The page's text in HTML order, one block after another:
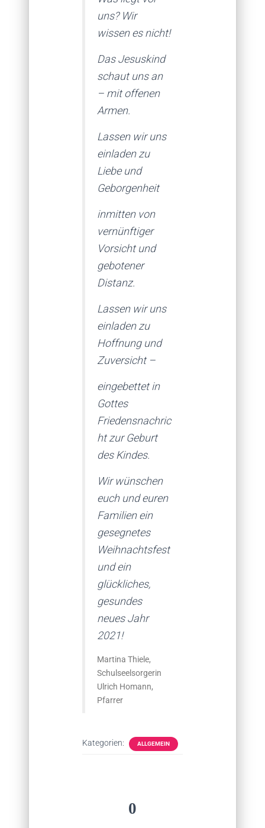
uns? Wir
wissen es nicht!
Das Jesuskind
schaut uns an
– mit offenen
Armen.
Lassen wir uns
einladen zu
Liebe und
Geborgenheit
inmitten von
vernünftiger
Vorsicht und
gebotener
Distanz.
Lassen wir uns
einladen zu
Hoffnung und
Zuversicht –
eingebettet in
Gottes
Friedensnachric
ht zur Geburt
des Kindes.
Wir wünschen
euch und euren
Familien ein
gesegnetes
Weihnachtsfest
und ein
glückliches,
gesundes
neues Jahr
2021!
Martina Thiele,
Schulseelsorgerin
Ulrich Homann,
Pfarrer
Kategorien: ALLGEMEIN
0